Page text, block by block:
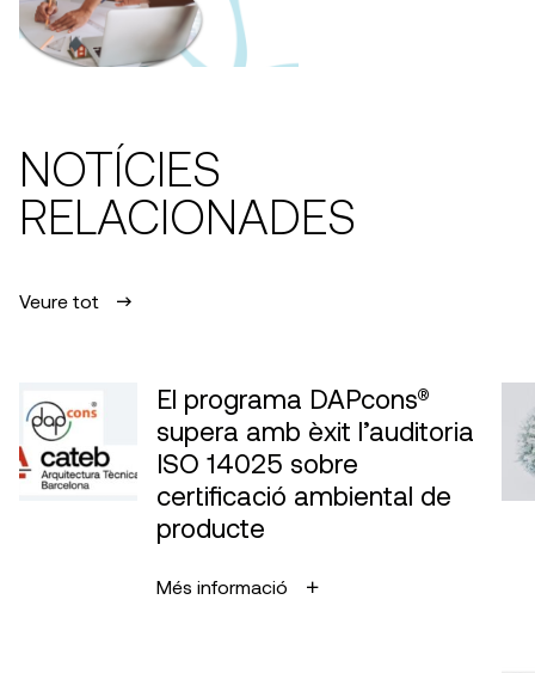
NOTÍCIES
RELACIONADES
Veure tot
El programa DAPcons®
supera amb èxit l’auditoria
ISO 14025 sobre
certificació ambiental de
producte
Més informació